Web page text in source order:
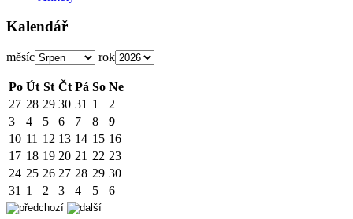
Kalendář
měsíc rok
Po Út St Čt Pá So Ne
27 28 29 30 31 1
2
3
4 5 6 7 8
9
10 11 12 13 14 15 16
17 18 19 20 21 22 23
24 25 26 27 28 29 30
31 1 2 3 4 5 6